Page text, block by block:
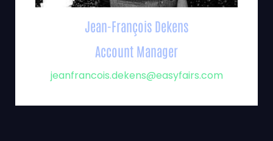
Jean-François Dekens
Account Manager
jeanfrancois.dekens@easyfairs.com